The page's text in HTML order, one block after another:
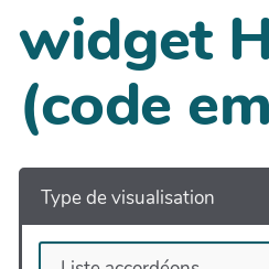
widget
(code
Type de visualisation